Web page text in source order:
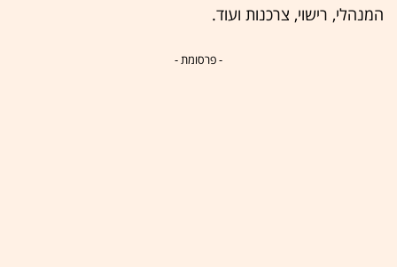
המנהלי, רישוי, צרכנות ועוד.
- פרסומת -